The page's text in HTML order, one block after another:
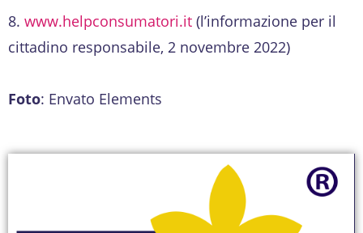
8. www.helpconsumatori.it (l’informazione per il
cittadino responsabile, 2 novembre 2022)
Foto: Envato Elements